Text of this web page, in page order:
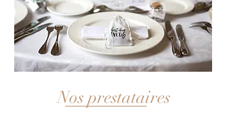
Nos prestataires